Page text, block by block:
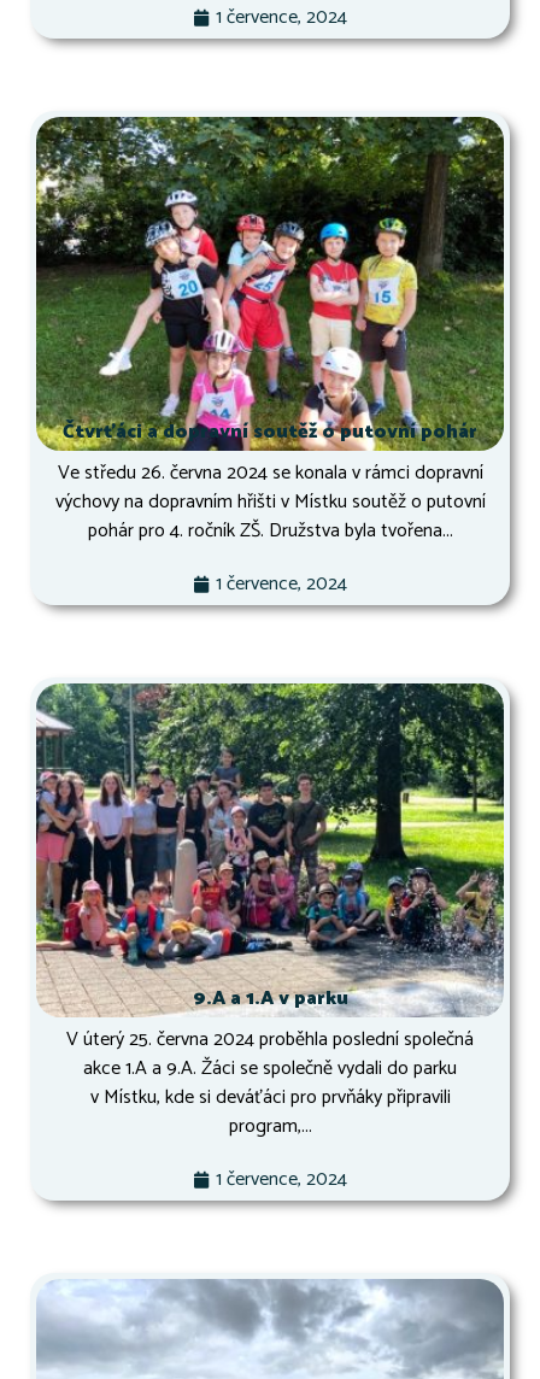
1 července, 2024
Čtvrťáci a dopravní soutěž o putovní pohár
Ve středu 26. června 2024 se konala v rámci dopravní
výchovy na dopravním hřišti v Místku soutěž o putovní
pohár pro 4. ročník ZŠ. Družstva byla tvořena...
1 července, 2024
9.A a 1.A v parku
V úterý 25. června 2024 proběhla poslední společná
akce 1.A a 9.A. Žáci se společně vydali do parku
v Místku, kde si deváťáci pro prvňáky připravili
program,...
1 července, 2024